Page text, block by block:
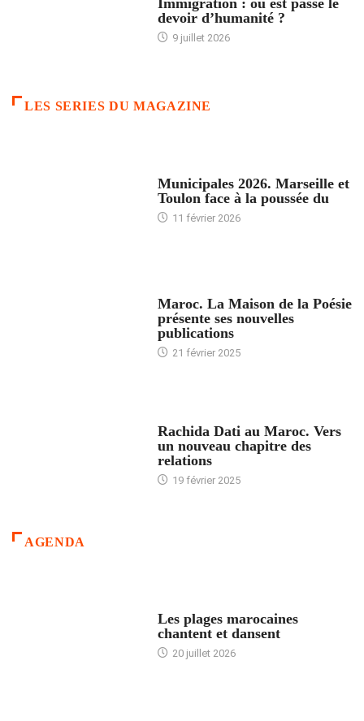
devoir d’humanité ?
9 juillet 2026
LES SERIES DU MAGAZINE
Municipales 2026. Marseille et
Toulon face à la poussée du
11 février 2026
Maroc. La Maison de la Poésie
présente ses nouvelles
publications
21 février 2025
Rachida Dati au Maroc. Vers
un nouveau chapitre des
relations
19 février 2025
AGENDA
Les plages marocaines
chantent et dansent
20 juillet 2026